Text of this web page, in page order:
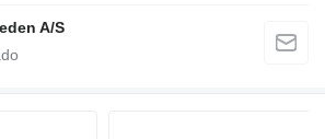
A/S